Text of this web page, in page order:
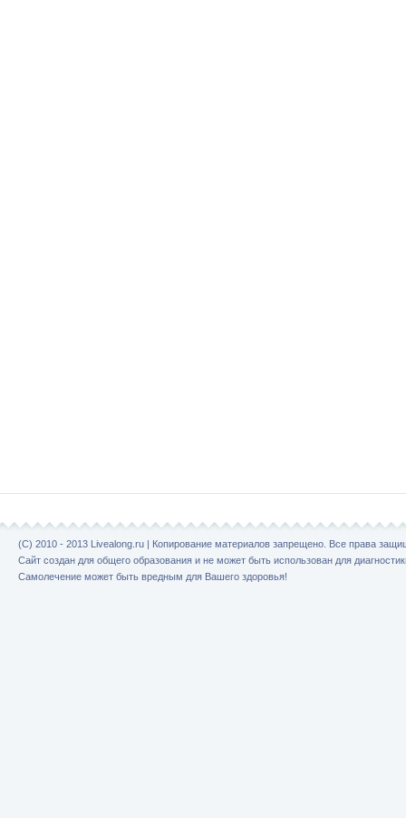
(C) 2010 - 2013 Livealong.ru | Копирование материалов запрещено. Все права
Сайт создан для общего образования и не может быть использован для
Самолечение может быть вредным для Вашего здоровья!